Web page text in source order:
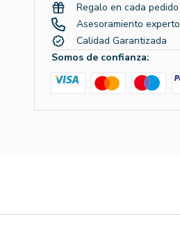
Regalo en cada pedido
Asesoramiento experto
Calidad Garantizada
Somos de confianza: